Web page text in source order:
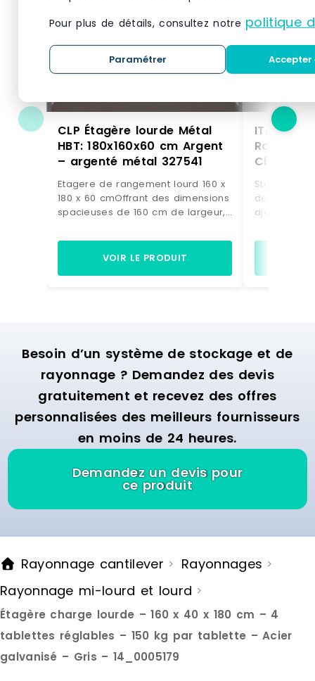
CLP Étagère lourde Métal
HBT: 180x160x60 cm Argent
– argenté métal 327541
Etagere de rangement lourd 160 x
180 x 60 cmOffrant des dimensions
spacieuses de 160 cm de largeur,
hauteur, cette etagere robuste
maximise votre espace de
de charge jusqu a 600 kg par
niveau. Ce systeme de rangement
est ideal pour entreposer outils,
machines, pneus auto ou
provisions lourdes.Le montage s
effectue facilement grace au
systeme d emboitement ingenieux,
sans necessiter d outils. Les
niveaux sont ajustables en hauteur
pour s adapter a vos besoins de
stockage. Des patins integres
protegent votre sol contre les
pour une utilisation dans des
garages, ateliers ou espaces de
securite optimales, il est
egalement au mur. Marque : CLP
Couleur : silver Matière : metal
Délai de livraison : 7-8 jours
ouvrés
VOIR LE PRODUIT
Charge
2055 x
Structure
ajourées
Rayonnage
vérin
10
profondeur
:
11.88 €
jours ouvrés
Besoin d’un système de stockage et de
rayonnage ? Demandez des devis
gratuitement et recevez des offres
personnalisées des meilleurs fournisseurs
en moins de 24 heures.
Demandez un devis pour
ce produit
Rayonnage cantilever > Rayonnages >
Rayonnage mi-lourd et lourd >
Étagère charge lourde – 160 x 40 x 180 cm – 4
tablettes réglables – 150 kg par tablette – Acier
galvanisé – Gris – 14_0005179
Pour plus de détails, consultez notre politique
Paramétrer